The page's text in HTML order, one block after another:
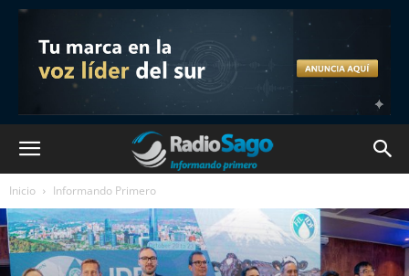
Inicio Informando Primero